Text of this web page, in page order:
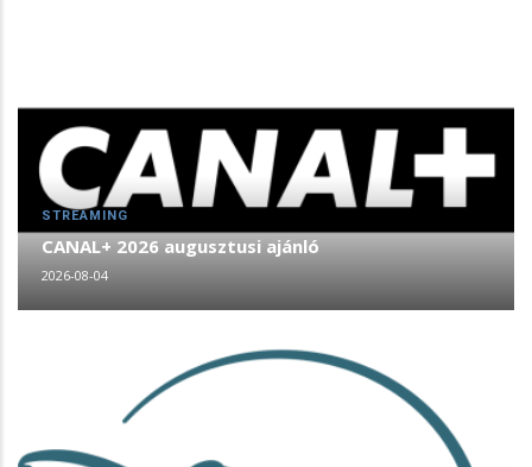
STREAMING
CANAL+ 2026 augusztusi ajánló
2026-08-04